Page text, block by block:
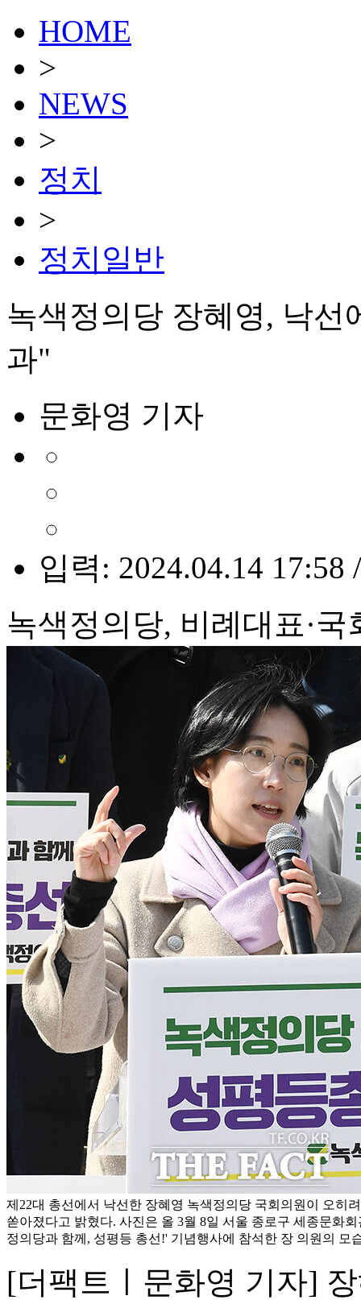
HOME
>
NEWS
>
정치
>
정치일반
녹색정의당 장혜영, 낙
과"
문화영 기자
입력: 2024.04.14 17:58
녹색정의당, 비례대표·
제22대 총선에서 낙선한 장혜영 녹색정의당 국회의원이 오히
쏟아졌다고 밝혔다. 사진은 올 3월 8일 서울 종로구 세종문화
정의당과 함께, 성평등 총선!' 기념행사에 참석한 장 의원의 모
[더팩트ㅣ문화영 기자]